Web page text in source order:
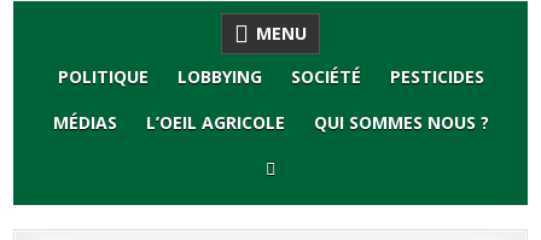
MENU
POLITIQUE
LOBBYING SOCIÉTÉ
PESTICIDES
MÉDIAS
L’OEIL AGRICOLE QUI SOMMES NOUS ?